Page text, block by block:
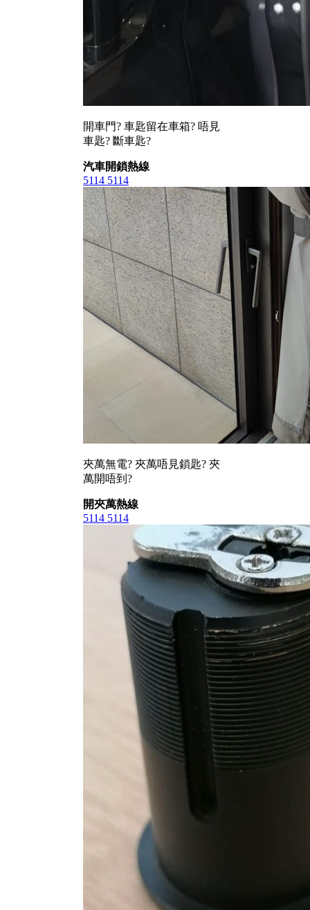
開車門? 車匙留在車箱? 唔見
車匙? 斷車匙?
汽車開鎖熱線
5114 5114
夾萬無電? 夾萬唔見鎖匙? 夾
萬開唔到?
開夾萬熱線
5114 5114